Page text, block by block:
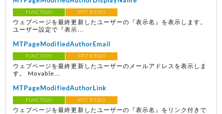
FUNCTION MT7 R.5301
ウェブページを最終更新したユーザーの『表示名』を表示します。
ユーザー設定で『表示...
MTPageModifiedAuthorEmail
FUNCTION MT7 R.5301
ウェブページを最終更新したユーザーのメールアドレスを表示しま
す。 Movable...
MTPageModifiedAuthorLink
FUNCTION MT7 R.5301
ウェブページを最終更新したユーザーの『表示名』をリンク付きで